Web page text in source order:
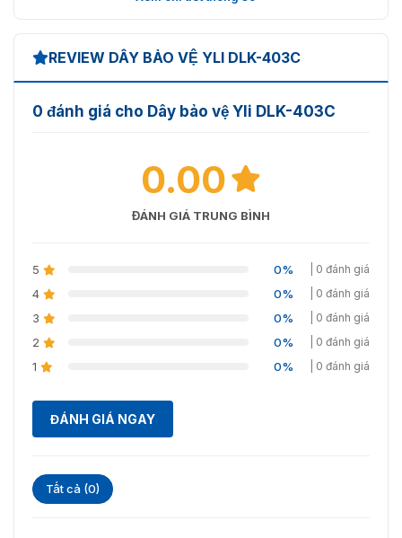
REVIEW DÂY BẢO VỆ YLI DLK-403C
0 đánh giá cho Dây bảo vệ Yli DLK-403C
0.00
ĐÁNH GIÁ TRUNG BÌNH
5 0% | 0 đánh giá
4 0% | 0 đánh giá
3 0% | 0 đánh giá
2 0% | 0 đánh giá
1 0% | 0 đánh giá
ĐÁNH GIÁ NGAY
Tất cả (0)